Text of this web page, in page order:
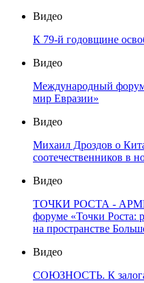
Видео
К 79-й годовщине
Видео
Международный
мир Евразии»
Видео
Михаил Дроздов о
соотечественников в
Видео
ТОЧКИ РОСТА -
форуме «Точки Роста:
на пространстве
Видео
СОЮЗНОСТЬ. К